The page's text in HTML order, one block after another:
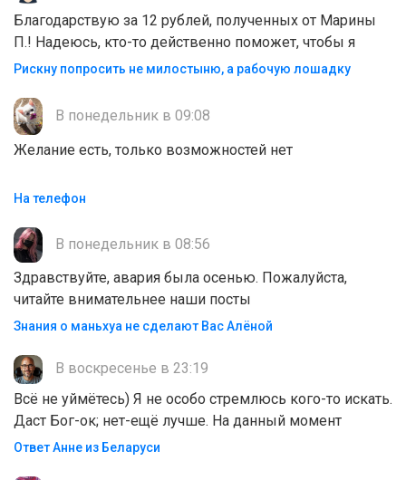
Благодарствую за 12 рублей, полученных от Марины
П.! Надеюсь, кто-то действенно поможет, чтобы я
Рискну попросить не милостыню, а рабочую лошадку
В понедельник в 09:08
Желание есть, только возможностей нет
На телефон
В понедельник в 08:56
Здравствуйте, авария была осенью. Пожалуйста,
читайте внимательнее наши посты
Знания о маньхуа не сделают Вас Алëной
В воскресенье в 23:19
Всё не уймётесь) Я не особо стремлюсь кого-то искать.
Даст Бог-ок; нет-ещё лучше. На данный момент
Ответ Анне из Беларуси